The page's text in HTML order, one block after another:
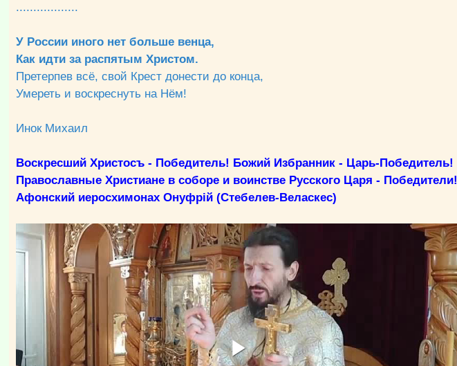
..................
У России иного нет больше венца,
Как идти за распятым Христом.
Претерпев всё, свой Крест донести до конца,
Умереть и воскреснуть на Нём!
Инок Михаил
Воскресший Христосъ - Победитель! Божий Избранник - Царь-Победитель!
Православные Христиане в соборе и воинстве Русского Царя - Победители!
Афонский иеросхимонах Онуфрiй (Стебелев-Веласкес)